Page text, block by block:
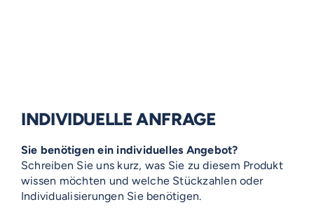
INDIVIDUELLE ANFRAGE
Sie benötigen ein individuelles Angebot?
Schreiben Sie uns kurz, was Sie zu diesem Produkt
wissen möchten und welche Stückzahlen oder
Individualisierungen Sie benötigen.